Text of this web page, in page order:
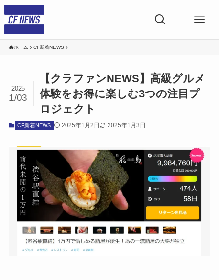
ホーム CF新着NEWS
【クラファンNEWS】高級グルメ
体験をお得に楽しむ3つの注目プ
ロジェクト
2025
1/03
CF新着NEWS 2025年1月2日 2025年1月3日